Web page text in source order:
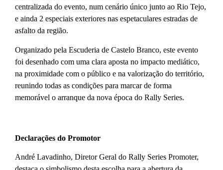
centralizada do evento, num cenário único junto ao Rio Tejo,
e ainda 2 especiais exteriores nas espetaculares estradas de
asfalto da região.
Organizado pela Escuderia de Castelo Branco, este evento
foi desenhado com uma clara aposta no impacto mediático,
na proximidade com o público e na valorização do território,
reunindo todas as condições para marcar de forma
memorável o arranque da nova época do Rally Series.
Declarações do Promotor
André Lavadinho, Diretor Geral do Rally Series Promoter,